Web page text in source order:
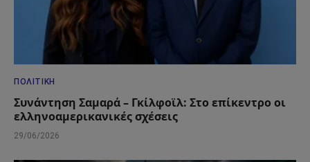
ΠΟΛΙΤΙΚΉ
Συνάντηση Σαμαρά – Γκίλφοϊλ: Στο επίκεντρο οι
ελληνοαμερικανικές σχέσεις
29/06/2026